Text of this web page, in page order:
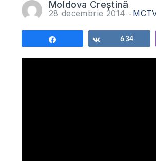
Moldova Creștină
28 decembrie 2014
Share634